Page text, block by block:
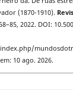
(1870-1910).
2022. DOI:
10 ago. 2026.